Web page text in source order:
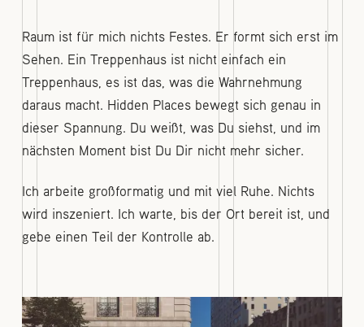
Raum ist für mich nichts Festes. Er formt sich erst im
Sehen. Ein Treppenhaus ist nicht einfach ein
Treppenhaus, es ist das, was die Wahrnehmung
daraus macht. Hidden Places bewegt sich genau in
dieser Spannung. Du weißt, was Du siehst, und im
nächsten Moment bist Du Dir nicht mehr sicher.
Ich arbeite großformatig und mit viel Ruhe. Nichts
wird inszeniert. Ich warte, bis der Ort bereit ist, und
gebe einen Teil der Kontrolle ab.